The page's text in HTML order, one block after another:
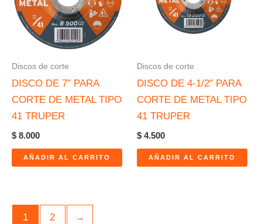
Discos de corte
DISCO DE 7″ PARA
CORTE DE METAL TIPO
41 TRUPER
$ 8.000
AÑADIR AL CARRITO
Discos de corte
DISCO DE 4-1/2″ PARA
CORTE DE METAL TIPO
41 TRUPER
$ 4.500
AÑADIR AL CARRITO
1 2 →